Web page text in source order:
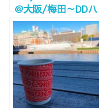
＠大阪/梅田～DDハ
ウス地下！穴場のコ
ワーキングカフェ。
Wi-Fi電源完備！～